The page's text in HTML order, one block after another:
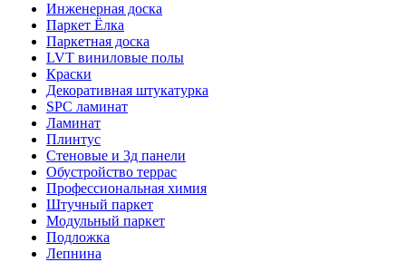
Инженерная доска
Паркет Ёлка
Паркетная доска
LVT виниловые полы
Краски
Декоративная штукатурка
SPC ламинат
Ламинат
Плинтус
Стеновые и 3д панели
Обустройство террас
Профессиональная химия
Штучный паркет
Модульный паркет
Подложка
Лепнина